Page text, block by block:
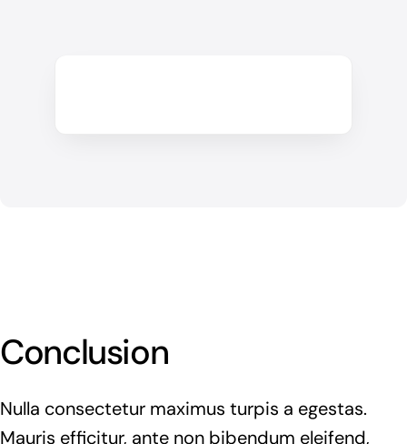
Conclusion
Nulla consectetur maximus turpis a egestas.
Mauris efficitur, ante non bibendum eleifend,